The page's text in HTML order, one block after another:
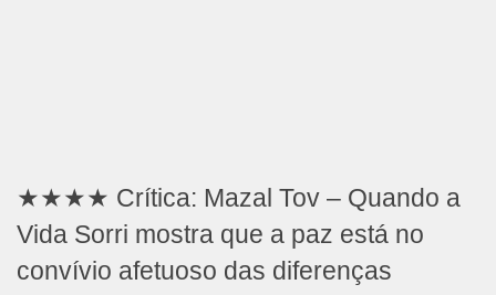
★★★★ Crítica: Mazal Tov – Quando a
Vida Sorri mostra que a paz está no
convívio afetuoso das diferenças